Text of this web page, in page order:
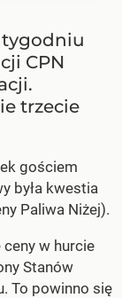
tygodniu
CPN
trzecie
gościem
była kwestia
Paliwa Niżej).
w hurcie
Stanów
To powinno się